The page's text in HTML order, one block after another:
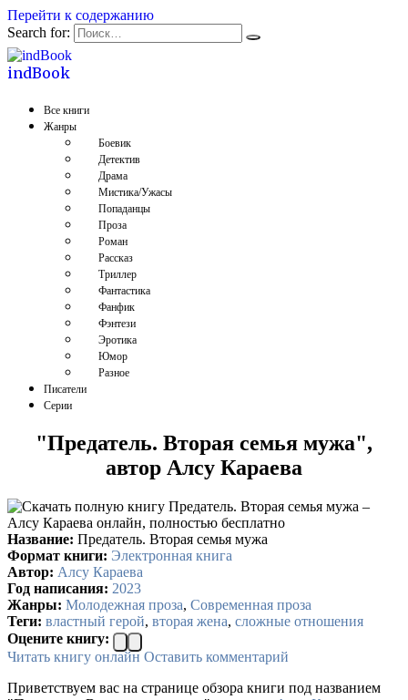
Перейти к содержанию
Search for:
indBook
Все книги
Жанры
Боевик
Детектив
Драма
Мистика/Ужасы
Попаданцы
Проза
Роман
Рассказ
Триллер
Фантастика
Фанфик
Фэнтези
Эротика
Юмор
Разное
Писатели
Серии
"Предатель. Вторая семья мужа",
автор Алсу Караева
Название: Предатель. Вторая семья мужа
Формат книги: Электронная книга
Автор: Алсу Караева
Год написания: 2023
Жанры: Молодежная проза, Современная проза
Теги: властный герой, вторая жена, сложные отношения
Оцените книгу:
Читать книгу онлайн Оставить комментарий
Приветствуем вас на странице обзора книги под названием